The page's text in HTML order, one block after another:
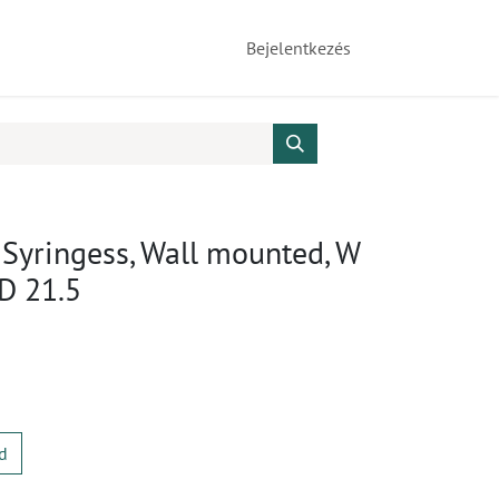
Bejelentkezés
Wall mounted, W
21.5